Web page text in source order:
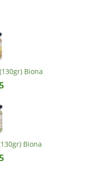
Biona
Biona